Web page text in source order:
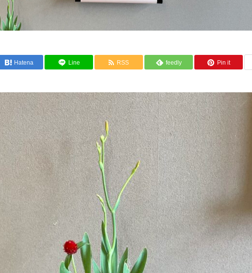
Hatena Line RSS feedly Pin it